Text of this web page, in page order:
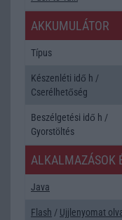
AKKUMULÁTOR
Típus
Készenléti idő h /
Cserélhetőség
Beszélgetési idő h /
Gyorstöltés
ALKALMAZÁSOK
Java
Flash / Ujjlenyomat